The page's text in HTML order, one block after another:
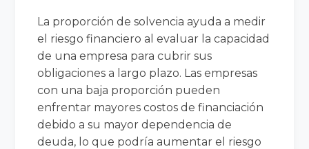
La proporción de solvencia ayuda a medir
el riesgo financiero al evaluar la capacidad
de una empresa para cubrir sus
obligaciones a largo plazo. Las empresas
con una baja proporción pueden
enfrentar mayores costos de financiación
debido a su mayor dependencia de
deuda, lo que podría aumentar el riesgo